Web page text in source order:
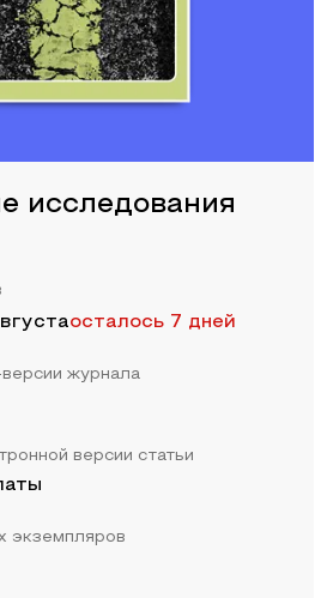
исследования
осталось 7 дней
журнала
версии статьи
экземпляров